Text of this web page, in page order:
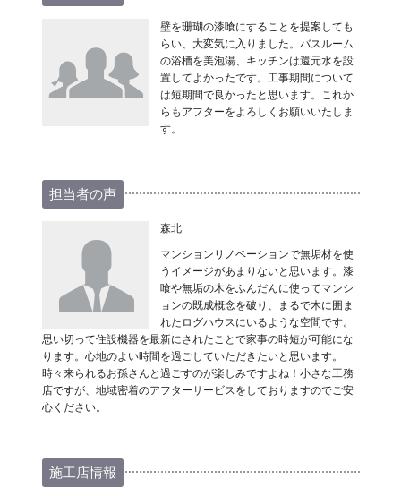
壁を珊瑚の漆喰にすることを提案しても
らい、大変気に入りました。バスルーム
の浴槽を美泡湯、キッチンは還元水を設
置してよかったです。工事期間について
は短期間で良かったと思います。これか
らもアフターをよろしくお願いいたしま
す。
担当者の声
森北
マンションリノベーションで無垢材を使
うイメージがあまりないと思います。漆
喰や無垢の木をふんだんに使ってマンシ
ョンの既成概念を破り、まるで木に囲ま
れたログハウスにいるような空間です。
思い切って住設機器を最新にされたことで家事の時短が可能にな
ります。心地のよい時間を過ごしていただきたいと思います。
時々来られるお孫さんと過ごすのが楽しみですよね！小さな工務
店ですが、地域密着のアフターサービスをしておりますのでご安
心ください。
施工店情報